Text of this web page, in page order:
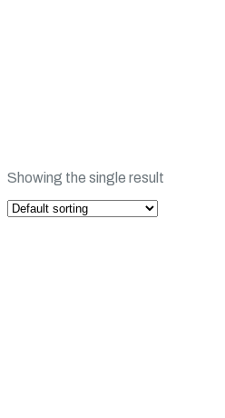
Showing the single result